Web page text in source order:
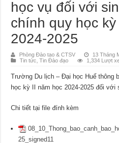
học vụ đối với
chính quy học
2024-2025
Phòng Đào tạo & CTSV
13 Tháng
Tin tức ,Tin Đào đạo 1,334 Lượt
Trường Du lịch – Đại học Huế thông
học kỳ II năm học 2024-2025 đối với
Chi tiết tại file đính kèm
25_signed11